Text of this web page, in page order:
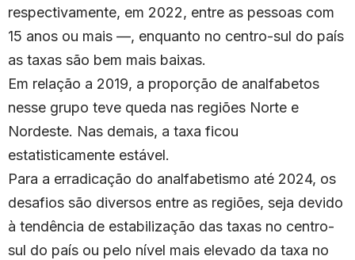
respectivamente, em 2022, entre as pessoas com
15 anos ou mais —, enquanto no centro-sul do país
as taxas são bem mais baixas.
Em relação a 2019, a proporção de analfabetos
nesse grupo teve queda nas regiões Norte e
Nordeste. Nas demais, a taxa ficou
estatisticamente estável.
Para a erradicação do analfabetismo até 2024, os
desafios são diversos entre as regiões, seja devido
à tendência de estabilização das taxas no centro-
sul do país ou pelo nível mais elevado da taxa no